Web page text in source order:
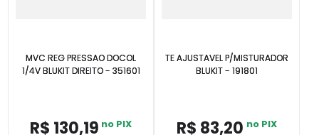
MVC REG PRESSAO DOCOL
1/4V BLUKIT DIREITO - 351601
R$ 130,19 no PIX
TE AJUSTAVEL P/MISTURADOR
BLUKIT - 191801
R$ 83,20 no PIX